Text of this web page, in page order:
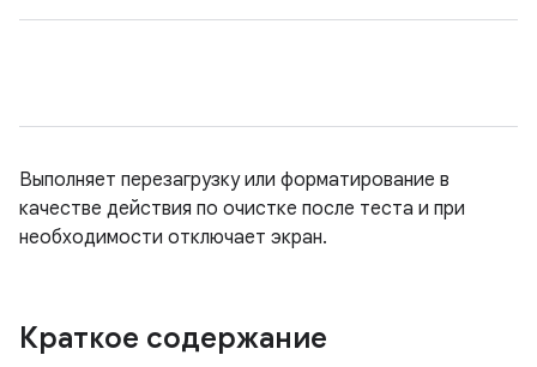
Выполняет перезагрузку или форматирование в
качестве действия по очистке после теста и при
необходимости отключает экран.
Краткое содержание